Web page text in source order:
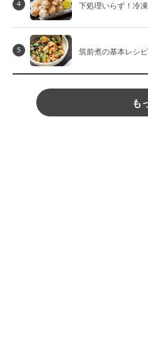
4 下処理いらず！冷
5 筑前煮の基本レシ
も